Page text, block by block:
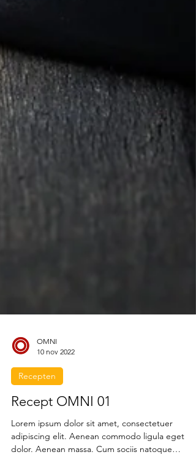
OMNI
10 nov 2022
Recepten
Recept OMNI 01
Lorem ipsum dolor sit amet, consectetuer